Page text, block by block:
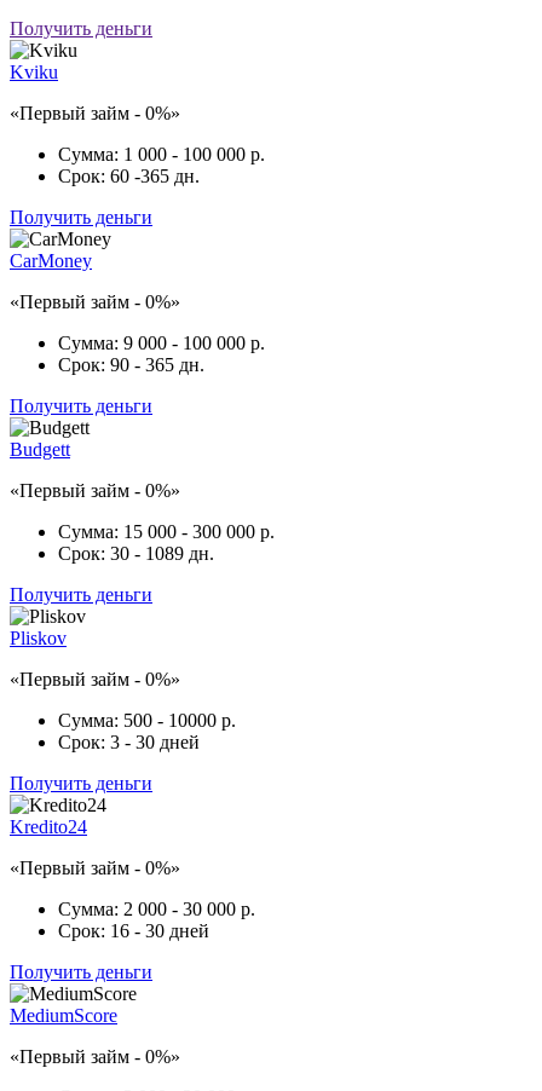
Получить деньги
Kviku
«Первый займ - 0%»
Сумма: 1 000 - 100 000 р.
Срок: 60 -365 дн.
Получить деньги
CarMoney
«Первый займ - 0%»
Сумма: 9 000 - 100 000 р.
Срок: 90 - 365 дн.
Получить деньги
Budgett
«Первый займ - 0%»
Сумма: 15 000 - 300 000 р.
Срок: 30 - 1089 дн.
Получить деньги
Pliskov
«Первый займ - 0%»
Сумма: 500 - 10000 р.
Срок: 3 - 30 дней
Получить деньги
Kredito24
«Первый займ - 0%»
Сумма: 2 000 - 30 000 р.
Срок: 16 - 30 дней
Получить деньги
MediumScore
«Первый займ - 0%»